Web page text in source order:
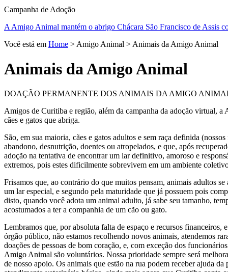
Campanha de Adoção
A Amigo Animal mantém o abrigo Chácara São Francisco de Assis
Você está em Home > Amigo Animal > Animais da Amigo Animal
Animais da Amigo Animal
DOAÇÃO PERMANENTE DOS ANIMAIS DA AMIGO
Amigos de Curitiba e região, além da campanha da adoção virtual,
cães e gatos que abriga.
São, em sua maioria, cães e gatos adultos e sem raça definida
abandono, desnutrição, doentes ou atropelados, e que, após
adoção na tentativa de encontrar um lar definitivo, amoroso e
extremos, pois estes dificilmente sobrevivem em um ambiente
Frisamos que, ao contrário do que muitos pensam, animais adultos
um lar especial, e segundo pela maturidade que já possuem pois
disto, quando você adota um animal adulto, já sabe seu tamanho,
acostumados a ter a companhia de um cão ou gato.
Lembramos que, por absoluta falta de espaço e recursos
órgão público, não estamos recolhendo novos animais, atendemos
doações de pessoas de bom coração, e, com exceção dos
Amigo Animal são voluntários. Nossa prioridade sempre será
de nosso apoio. Os animais que estão na rua podem receber ajuda